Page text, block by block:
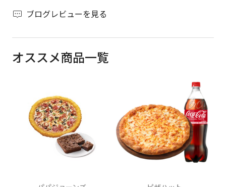
ブログレビューを見る
オススメ商品一覧